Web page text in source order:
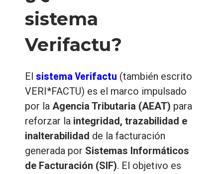
sistema
Verifactu?
El sistema Verifactu (también escrito
VERI*FACTU) es el marco impulsado
por la Agencia Tributaria (AEAT) para
reforzar la integridad, trazabilidad e
inalterabilidad de la facturación
generada por Sistemas Informáticos
de Facturación (SIF). El objetivo es